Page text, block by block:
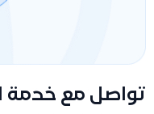
تواصل مع خدمة